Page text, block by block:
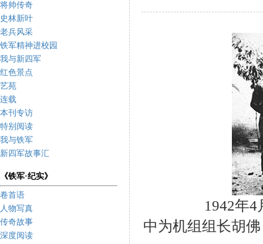
将帅传奇
史林新叶
老兵风采
铁军精神进校园
我与新四军
红色景点
艺苑
连载
本刊专访
特别阅读
我与铁军
新四军故事汇
《铁军·纪实》
卷首语
人物写真
传奇故事
深度阅读
1942年
中为机组组长胡